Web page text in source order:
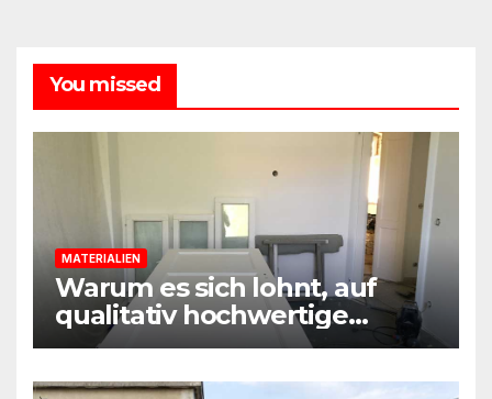
You missed
MATERIALIEN
Warum es sich lohnt, auf
qualitativ hochwertige
Baustoffe und Materialien